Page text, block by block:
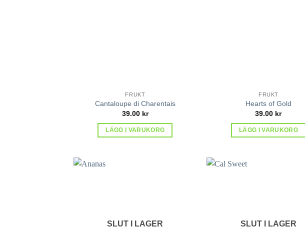
FRUKT
Cantaloupe di Charentais
39.00 kr
LÄGG I VARUKORG
FRUKT
Hearts of Gold
39.00 kr
LÄGG I VARUKORG
SLUT I LAGER SLUT I LAGER